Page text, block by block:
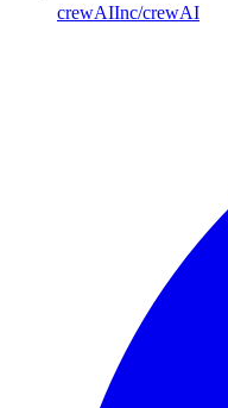
crewAIInc/crewAI